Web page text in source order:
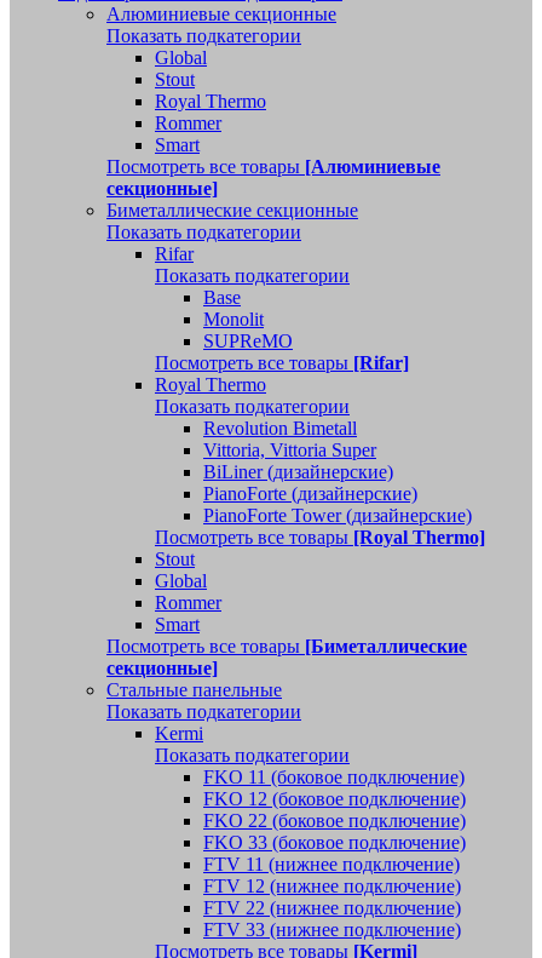
Алюминиевые секционные
Показать подкатегории
Global
Stout
Royal Thermo
Rommer
Smart
Посмотреть все товары [Алюминиевые
секционные]
Биметаллические секционные
Показать подкатегории
Rifar
Показать подкатегории
Base
Monolit
SUPReMO
Посмотреть все товары [Rifar]
Royal Thermo
Показать подкатегории
Revolution Bimetall
Vittoria, Vittoria Super
BiLiner (дизайнерские)
PianoForte (дизайнерские)
PianoForte Tower (дизайнерские)
Посмотреть все товары [Royal Thermo]
Stout
Global
Rommer
Smart
Посмотреть все товары [Биметаллические
секционные]
Стальные панельные
Показать подкатегории
Kermi
Показать подкатегории
FKO 11 (боковое подключение)
FKO 12 (боковое подключение)
FKO 22 (боковое подключение)
FKO 33 (боковое подключение)
FTV 11 (нижнее подключение)
FTV 12 (нижнее подключение)
FTV 22 (нижнее подключение)
FTV 33 (нижнее подключение)
Посмотреть все товары [Kermi]